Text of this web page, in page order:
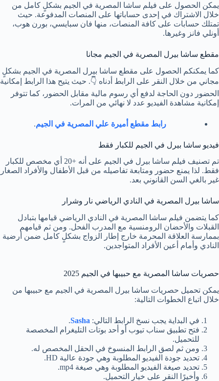
يمكن الحصول على فيلم ساشا المصرية في الجيم بشكلٍ كامل من
خلال الاشتراك في إحدى حساباتها على المنصات المدفوعة. حيث
تمتلك حسابات على كافة المنصات، منها فان سبايسي، بورن هوب،
أونلي فانز وغيرها.
مقطع ساشا بيرل المصرية في الجيم مجانا
كما يمكنكم الحصول على مقطع ساشا بيرل المصرية في الجيم بشكلٍ
مجاني من خلال النقر على الرابط أدناه 👇. حيث يتيح هذا الرابط إمكانية
الحضور دون الحاجة لدفع أي رسوم مالية مقابل الحضور، كما تتوفر
إمكانية مشاهدة الفيديو عدد لا نهائي من المرات.
رابط مقطع أميرة علي المصرية في الجيم.
فيديو ساشا بيرل في الجيم للكبار فقط
تم تصنيف فيلم ساشا بيرل في الجيم على أنه +20 أي مخصص للكبار
فقط. لذا يمنع حضور ومتابعة تفاصيله من قبل الأطفال والأفراد الصغار
غير بالغي السن القانوني بعد.
ساشا بيرل المصرية في النادي الرياضي نار وشرار
كما يتضمن فيلم ساشا المصرية في النادي الرياضي قيامها بتبادل
القبلات والأحضان الرومنسية مع المدرب الفحل. ومن ثم قيامهم
بممارسة العلاقة المحرمة خارج إطار الزواج بشكلٍ كامل ضمن أرضية
النادي وأمام أعين الأفراد المتواجدين.
حصريات ساشا المصرية مع حبيبها في الجيم 2025
يمكن تحميل حصريات ساشا بيرل المصرية في الجيم مع حبيبها من
خلال اتباع الخطوات التالية:
في البداية يجب نسخ الرابط التالي: Sasha
.
فتح تطبيق سناب تيوب أو أحد بوتات التليغرام المخصصة
للتحميل.
ومن ثم لصق الرابط المنسوخ في الحقل المخصص له.
تحديد جودة الفيديو المطلوبة وهي جودة عالية HD.
تحديد صيغة الفيديو المطلوبة وهي صيغة mp4.
وأخيرًا النقر على خيار التحميل.